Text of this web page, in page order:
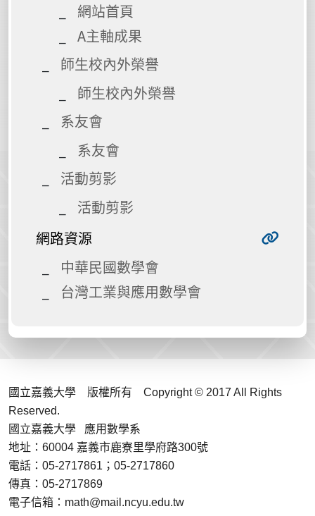
網站首頁
A主軸成果
師生校內外榮譽
師生校內外榮譽
系友會
系友會
活動剪影
活動剪影
網路資源
中華民國數學會
台灣工業與應用數學會
國立嘉義大學 版權所有 Copyright © 2017 All Rights
Reserved.
國立嘉義大學 應用數學系
地址：60004 嘉義市鹿寮里學府路300號
電話：05-2717861；05-2717860
傳真：05-2717869
電子信箱：math@mail.ncyu.edu.tw